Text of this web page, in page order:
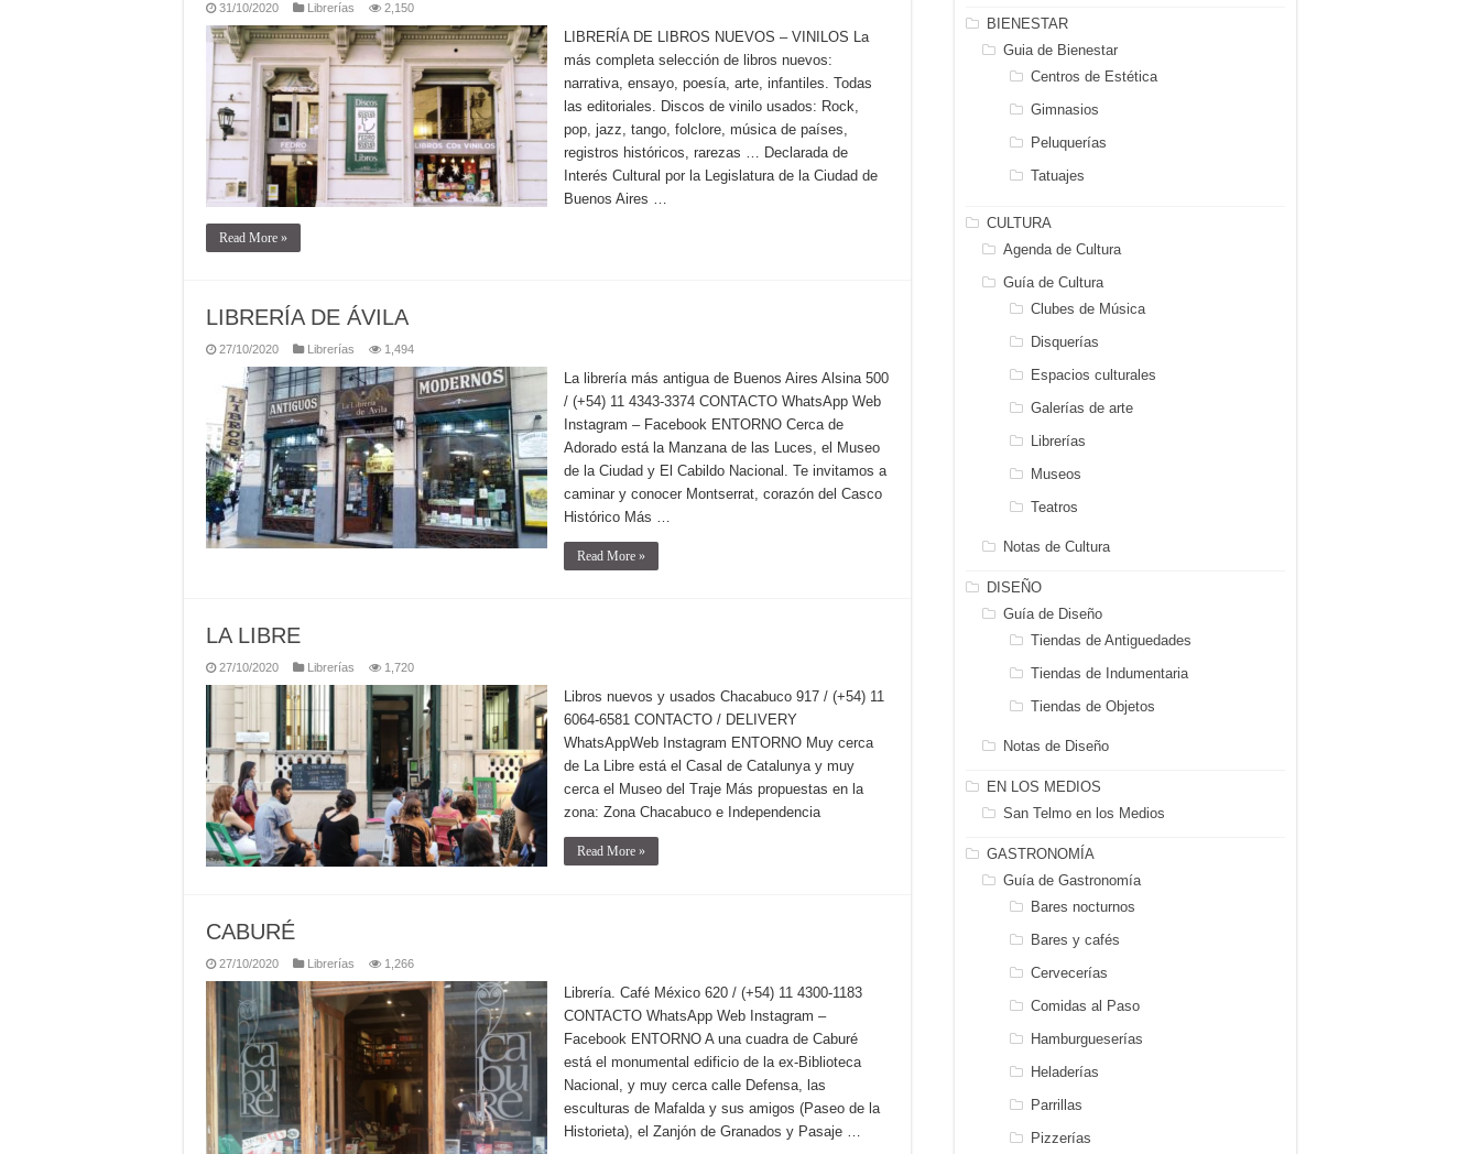
31/10/2020 Librerías 2,150
LIBRERÍA DE LIBROS NUEVOS – VINILOS La
más completa selección de libros nuevos:
narrativa, ensayo, poesía, arte, infantiles. Todas
las editoriales. Discos de vinilo usados: Rock,
pop, jazz, tango, folclore, música de países,
registros históricos, rarezas … Declarada de
Interés Cultural por la Legislatura de la Ciudad de
Buenos Aires …
Read More »
LIBRERÍA DE ÁVILA
27/10/2020 Librerías 1,494
La librería más antigua de Buenos Aires Alsina 500
/ (+54) 11 4343-3374 CONTACTO WhatsApp Web
Instagram – Facebook ENTORNO Cerca de
Adorado está la Manzana de las Luces, el Museo
de la Ciudad y El Cabildo Nacional. Te invitamos a
caminar y conocer Montserrat, corazón del Casco
Histórico Más …
Read More »
LA LIBRE
27/10/2020 Librerías 1,720
Libros nuevos y usados Chacabuco 917 / (+54) 11
6064-6581 CONTACTO / DELIVERY
WhatsAppWeb Instagram ENTORNO Muy cerca
de La Libre está el Casal de Catalunya y muy
cerca el Museo del Traje Más propuestas en la
zona: Zona Chacabuco e Independencia
Read More »
CABURÉ
27/10/2020 Librerías 1,266
Librería. Café México 620 / (+54) 11 4300-1183
CONTACTO WhatsApp Web Instagram –
Facebook ENTORNO A una cuadra de Caburé
está el monumental edificio de la ex-Biblioteca
Nacional, y muy cerca calle Defensa, las
esculturas de Mafalda y sus amigos (Paseo de la
Historieta), el Zanjón de Granados y Pasaje …
BIENESTAR
Guia de Bienestar
Centros de Estética
Gimnasios
Peluquerías
Tatuajes
CULTURA
Agenda de Cultura
Guía de Cultura
Clubes de Música
Disquerías
Espacios culturales
Galerías de arte
Librerías
Museos
Teatros
Notas de Cultura
DISEÑO
Guía de Diseño
Tiendas de Antiguedades
Tiendas de Indumentaria
Tiendas de Objetos
Notas de Diseño
EN LOS MEDIOS
San Telmo en los Medios
GASTRONOMÍA
Guía de Gastronomía
Bares nocturnos
Bares y cafés
Cervecerías
Comidas al Paso
Hamburgueserías
Heladerías
Parrillas
Pizzerías